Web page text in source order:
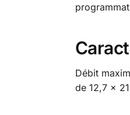
Débit
de 12,7 x